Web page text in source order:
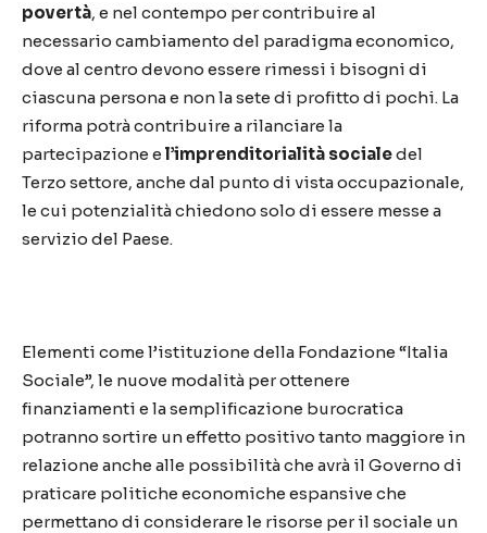
povertà, e nel contempo per contribuire al
necessario cambiamento del paradigma economico,
dove al centro devono essere rimessi i bisogni di
ciascuna persona e non la sete di profitto di pochi. La
riforma potrà contribuire a rilanciare la
partecipazione e l’imprenditorialità socialedel
Terzo settore, anche dal punto di vista occupazionale,
le cui potenzialità chiedono solo di essere messe a
servizio del Paese.
Elementi come l’istituzione della Fondazione “Italia
Sociale”, le nuove modalità per ottenere
finanziamenti e la semplificazione burocratica
potranno sortire un effetto positivo tanto maggiore in
relazione anche alle possibilità che avrà il Governo di
praticare politiche economiche espansive che
permettano di considerare le risorse per il sociale un